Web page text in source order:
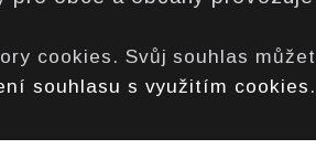
cookies. Svůj souhlas
souhlasu s využitím cookies .